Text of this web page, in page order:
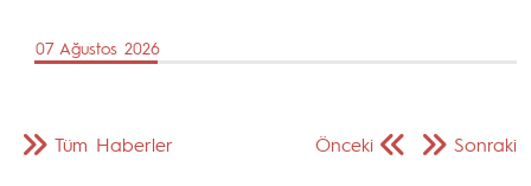
07 Ağustos 2026
Önceki Sonraki
Tüm Haberler